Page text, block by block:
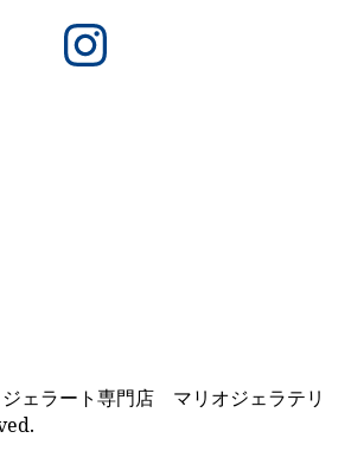
Instagram
ェラート専門店 マリオジェラテリ